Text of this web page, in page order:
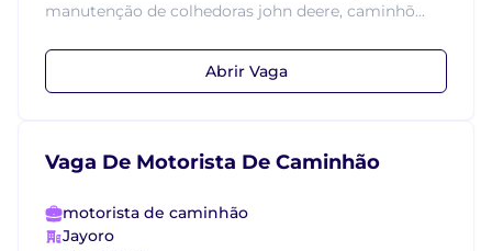
manutenção de colhedoras john deere, caminhõ...
Abrir Vaga
Vaga De Motorista De Caminhão
motorista de caminhão
Jayoro